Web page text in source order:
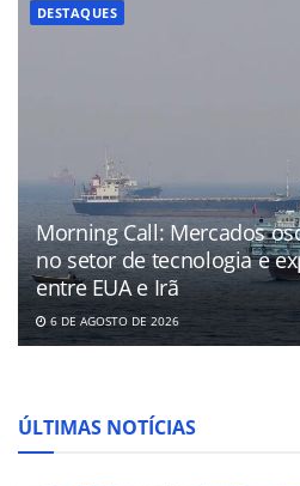
DESTAQUES
Morning Call: Mercados
no setor de tecnologia e
entre EUA e Irã
6 DE AGOSTO DE 2026
ÚLTIMAS NOTÍCIAS